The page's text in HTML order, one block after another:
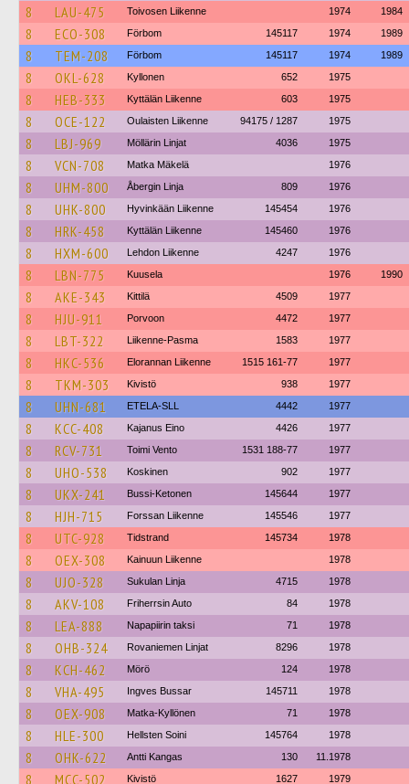
8 LAU-475 Toivosen Liikenne 1974 1984
8 ECO-308 Förbom 145117 1974 1989
8 TEM-208 Förbom 145117 1974 1989
8 OKL-628 Kyllonen 652 1975
8 HEB-333 Kyttälän Liikenne 603 1975
8 OCE-122 Oulaisten Liikenne 94175 / 1287 1975
8 LBJ-969 Möllärin Linjat 4036 1975
8 VCN-708 Matka Mäkelä 1976
8 UHM-800 Åbergin Linja 809 1976
8 UHK-800 Hyvinkään Liikenne 145454 1976
8 HRK-458 Kyttälän Liikenne 145460 1976
8 HXM-600 Lehdon Liikenne 4247 1976
8 LBN-775 Kuusela 1976 1990
8 AKE-343 Kittilä 4509 1977
8 HJU-911 Porvoon 4472 1977
8 LBT-322 Liikenne-Pasma 1583 1977
8 HKC-536 Elorannan Liikenne 1515 161-77 1977
8 TKM-303 Kivistö 938 1977
8 UHN-681 ETELA-SLL 4442 1977
8 KCC-408 Kajanus Eino 4426 1977
8 RCV-731 Toimi Vento 1531 188-77 1977
8 UHO-538 Koskinen 902 1977
8 UKX-241 Bussi-Ketonen 145644 1977
8 HJH-715 Forssan Liikenne 145546 1977
8 UTC-928 Tidstrand 145734 1978
8 OEX-308 Kainuun Liikenne 1978
8 UJO-328 Sukulan Linja 4715 1978
8 AKV-108 Friherrsin Auto 84 1978
8 LEA-888 Napapiirin taksi 71 1978
8 OHB-324 Rovaniemen Linjat 8296 1978
8 KCH-462 Mörö 124 1978
8 VHA-495 Ingves Bussar 145711 1978
8 OEX-908 Matka-Kyllönen 71 1978
8 HLE-300 Hellsten Soini 145764 1978
8 OHK-622 Antti Kangas 130 11.1978
8 MCC-502 Kivistö 1627 1979